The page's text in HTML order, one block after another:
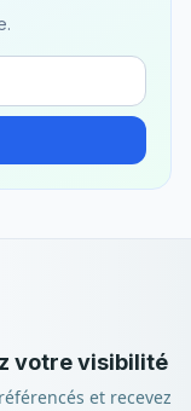
votre visibilité
et recevez